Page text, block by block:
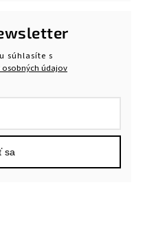
súhlasíte s
údajov
sa